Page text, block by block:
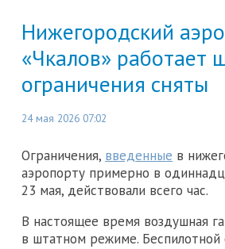
Нижегородский
«Чкалов» работает
ограничения сняты
24 мая 2026 07:02
Ограничения, введенные в
аэропорту примерно в
23 мая, действовали всего час.
В настоящее время воздушная
в штатном режиме. Беспилотной